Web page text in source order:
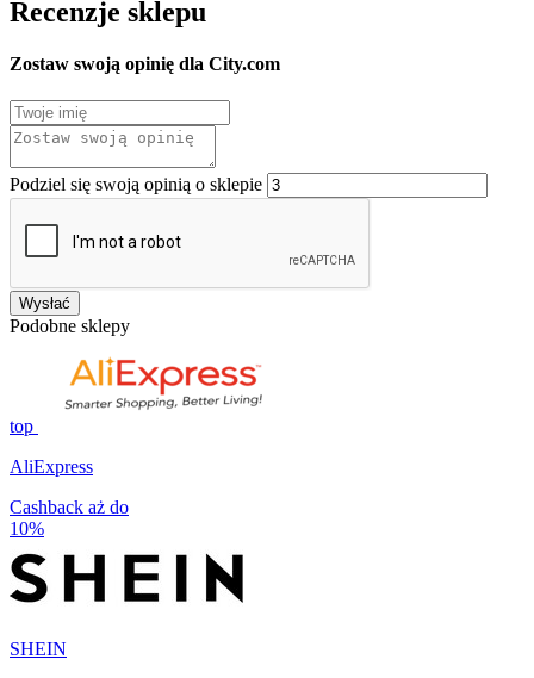
Recenzje sklepu
Zostaw swoją opinię dla City.com
Podziel się swoją opinią o sklepie
Wysłać
Podobne sklepy
top
AliExpress
Cashback aż do
10%
SHEIN